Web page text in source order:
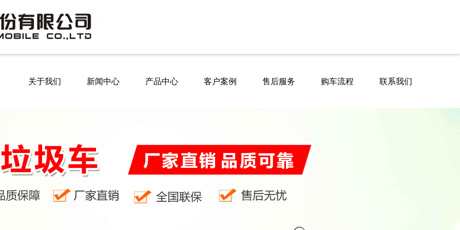
关于我们 新闻中心 产品中心 客户案例 售后服务 购车流程 联系我们